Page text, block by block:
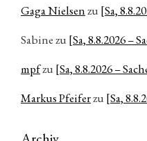
Gaga Nielsenzu [Sa,
Sabinezu [Sa, 8.8.2026 –
mpfzu [Sa, 8.8.2026 –
Markus Pfeiferzu [Sa,